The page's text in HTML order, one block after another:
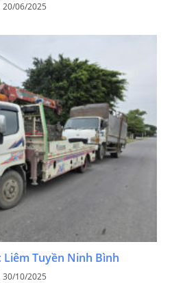
20/06/2025
Liêm Tuyền Ninh Bình
30/10/2025